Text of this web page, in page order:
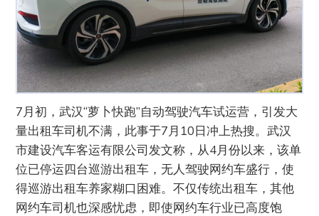
7月初，武汉“萝卜快跑”自动驾驶汽车试运营，引发大
量出租车司机不满，此事于7月10日冲上热搜。武汉
市建设汽车客运有限公司发文称，从4月份以来，该单
位已停运四台巡游出租车，无人驾驶网约车盛行，使
得巡游出租车养家糊口困难。不仅传统出租车，其他
网约车司机也深感忧虑，即使网约车行业已高度饱